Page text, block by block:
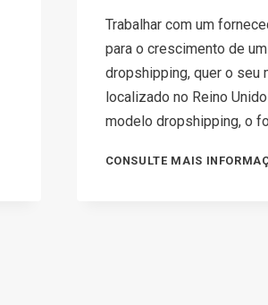
Trabalhar com um
para o crescimento de
dropshipping, quer o seu
localizado no Reino
modelo dropshipping, o
CONSULTE MAIS